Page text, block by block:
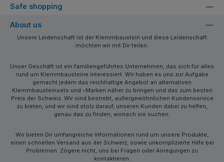
Safe shopping
About us
Unsere Leidenschaft ist der Klemmbaustein und diese Leidenschaft
möchten wir mit Dir teilen.
Unser Geschäft ist ein familiengeführtes Unternehmen, das sich für alles
rund um Klemmbausteine interessiert. Wir haben es uns zur Aufgabe
gemacht jedem das reichhaltige Angebot an alternativen
Klemmbausteinsets und –Marken näher zu bringen und das zum besten
Preis der Schweiz. Wir sind bestrebt, außergewöhnlichen Kundenservice
zu bieten, und wir sind stolz darauf, unseren Kunden dabei zu helfen,
genau das zu finden, wonach sie suchen.
Wir bieten Dir umfangreiche Informationen rund um unsere Produkte,
einen schnellen Versand aus der Schweiz, sowie unkomplizierte Hilfe bei
Problemen. Zögere nicht, uns bei Fragen oder Anregungen zu
kontaktieren.